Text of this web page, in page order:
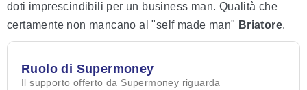
doti imprescindibili per un business man. Qualità che
certamente non mancano al "self made man" Briatore.
Ruolo di Supermoney
Il supporto offerto da Supermoney riguarda